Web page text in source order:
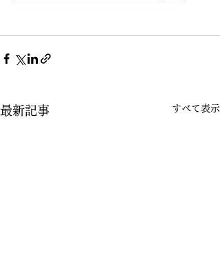
最新記事 すべて表示